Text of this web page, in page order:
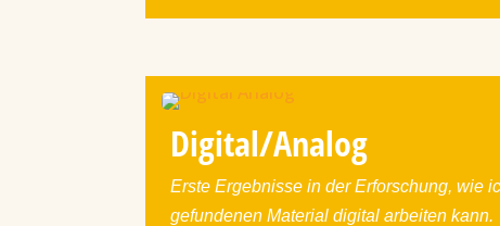
Digital/Analog
Erste Ergebnisse in der Erforschung, wie
gefundenen Material digital arbeiten kann.